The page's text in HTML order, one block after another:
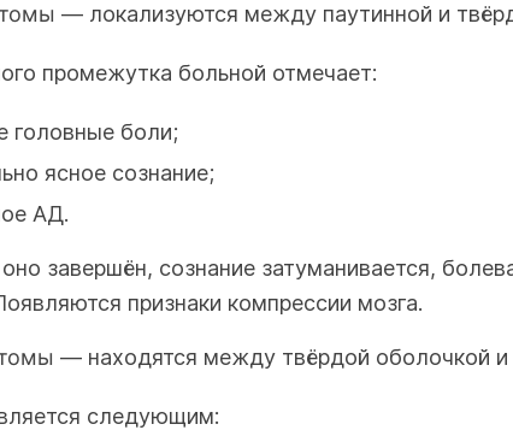
— локализуются между паутинной и
промежутка больной отмечает:
головные боли;
ясное сознание;
АД.
завершён, сознание затуманивается,
признаки компрессии мозга.
— находятся между твёрдой оболочкой и
следующим: